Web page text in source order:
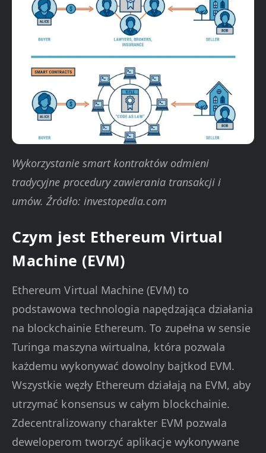
Wykorzystanie smart kontraktów odmieni
tradycyjne procedury zawierania transakcji i
umów. Źródło: investopedia.com
Czym jest Ethereum Virtual
Machine (EVM)
Ethereum Virtual Machine (EVM) to
podstawowa technologia napędzająca działania
na blockchainie Ethereum. To zupełna w sensie
Turinga maszyna wirtualna, która pozwala
każdemu wykonywać dowolny bajtkod EVM.
Wszystkie węzły Ethereum działają na EVM, aby
utrzymać konsensus w całym blockchainie.
Zdecentralizowany charakter EVM pozwala
deweloperom tworzyć aplikacje wykonywane